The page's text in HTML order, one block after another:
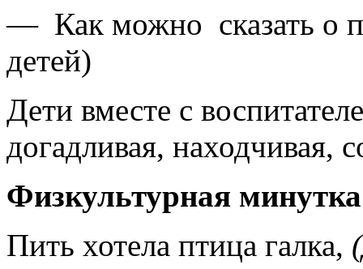
— Как можно сказать о
детей)
Дети вместе с
догадливая, находчивая,
Физкультурная минутка
Пить хотела птица галка,